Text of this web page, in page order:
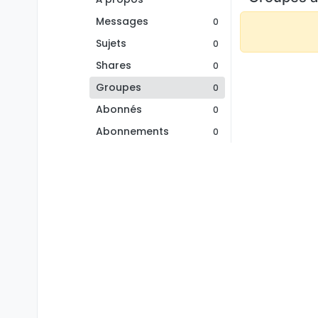
Messages
0
Sujets 0
Shares 0
Groupes 0
Abonnés 0
Abonnements 0